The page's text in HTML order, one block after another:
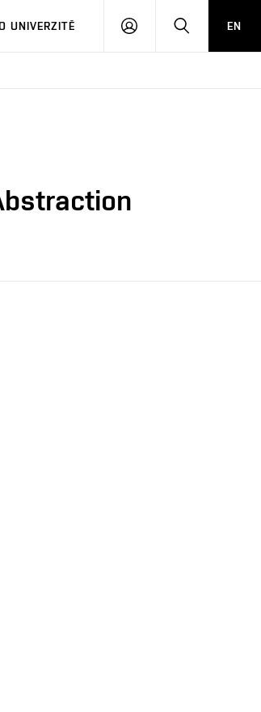
UNIVERZITĚ
PŘIHLÁSIT HLEDATEN